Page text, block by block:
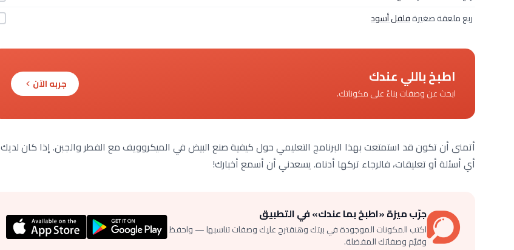
ربع ملعقة صغيرةفلفل أسود
اطبخ باللي عندك
ابحث عن وصفات بناءً على مكوناتك.
جربه الآن
أتمنى أن تكون قد استمتعت بهذا البرنامج التعليمي حول كيفية صنع البيض في الميكروويف مع الفطر والجبن. إذا كان لديك
أي أسئلة أو تعليقات، فالرجاء تركها أدناه. يسعدني أن أسمع أخبارك!
جرّب ميزة «اطبخ بما عندك» في التطبيق
اكتب المكونات الموجودة في بيتك وهنقترح عليك وصفات تناسبها — واحفظ
وقيّم وصفاتك المفضلة.